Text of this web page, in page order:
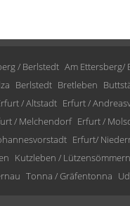
/ Berlstedt Am Ettersberg/
Berlstedt Bretleben
/ Altstadt Erfurt /
/ Melchendorf Erfurt /
Erfurt/
Kutzleben / Lützensömmern
Tonna / Gräfentonna